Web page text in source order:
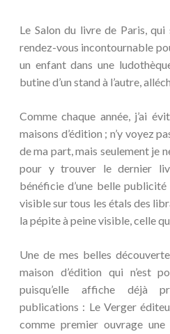
Le Salon du livre de Paris, qui
rendez-vous incontournable
un enfant dans une
butine d’un stand à l’autre,
Comme chaque année, j’ai
maisons d’édition ; n’y voyez
de ma part, mais seulement je
pour y trouver le dernier
bénéficie d’une belle
visible sur tous les étals des
la pépite à peine visible, celle
Une de mes belles
maison d’édition qui n’est
puisqu’elle affiche déjà
publications : Le Verger
comme premier ouvrage